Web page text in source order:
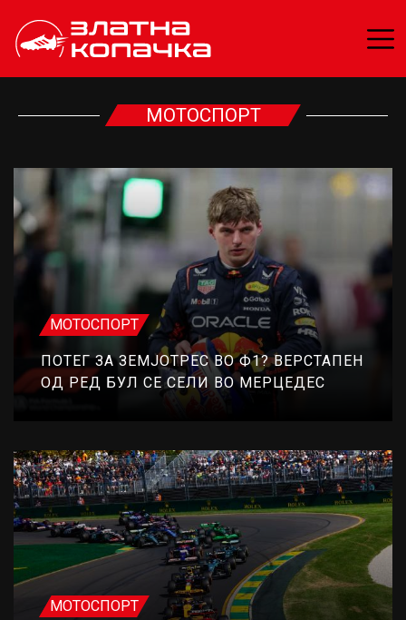
МОТОСПОРТ
МОТОСПОРТ
ПОТЕГ ЗА ЗЕМЈОТРЕС ВО Ф1? ВЕРСТАПЕН
ОД РЕД БУЛ СЕ СЕЛИ ВО МЕРЦЕДЕС
МОТОСПОРТ